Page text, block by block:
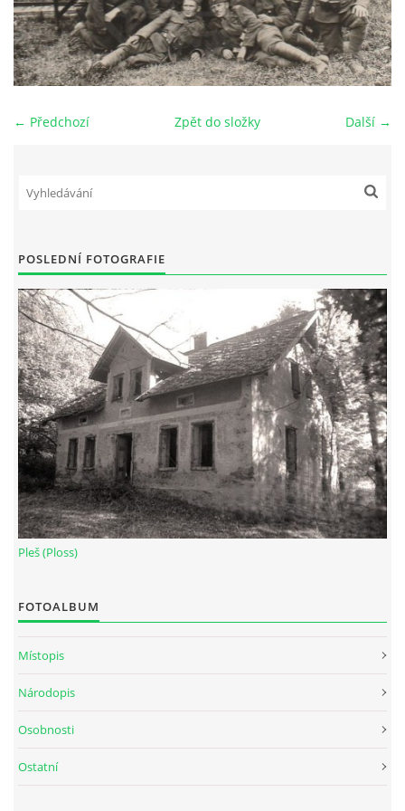
DŮL NA SLÍDU (NA KOLE)
města Domažlice.
© 2026 eStránky.cz | Aktualizováno: 17. 7. 2026|Nahoru ↑
← Předchozí Další →
Zpět do složky
POSLEDNÍ FOTOGRAFIE
Pleš (Ploss)
FOTOALBUM
Místopis
Národopis
Osobnosti
Ostatní